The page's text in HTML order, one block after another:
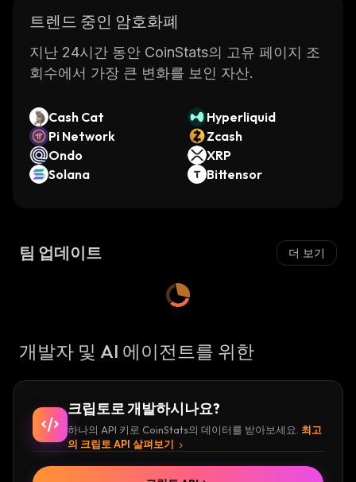
트렌드 중인 암호화폐
지난 24시간 동안 CoinStats의 고유 페이지 조
회수에서 가장 큰 변화를 보인 자산.
Cash Cat
Hyperliquid
Pi Network
Zcash
Ondo
XRP
Solana
Bittensor
팀 업데이트 더 보기
개발자 및 AI 에이전트를 위한
크립토로 개발하시나요?
하나의 API 키로 CoinStats의 데이터를 받아보세요. 최고
의 크립토 API 살펴보기